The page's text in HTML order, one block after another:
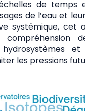
de temps
de l’eau et
systémique, cet
compréhension
et
les pressions